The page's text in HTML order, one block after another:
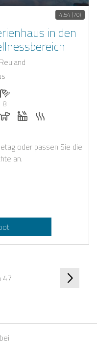
4,54 (70)
in den
Personen: 16
der Schlafzimmer: 8
Anzahl der Badezimmer: 8
8
auf Anfrage
bei Casapilot buchbar
auf Anfrage
Hunde erlaubt
Whirlpool
oder passen Sie die
an.
47